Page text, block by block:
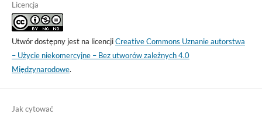
Licencja
Utwór dostępny jest na licencjiCreative Commons Uznanie autorstwa
– Użycie niekomercyjne – Bez utworów zależnych 4.0
Międzynarodowe.
Jak cytować